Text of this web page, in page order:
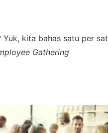
Yuk, kita bahas satu per
Gathering